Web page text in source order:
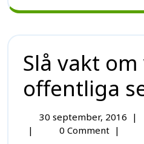
Slå vakt
offentliga
30 september, 2016 |
|
0 Comment |